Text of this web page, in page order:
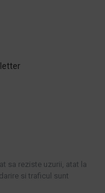
sa reziste uzurii, atat la
si traficul sunt